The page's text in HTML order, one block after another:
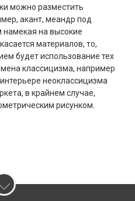
можно разместить
акант, меандр под
на высокие
материалов, то,
будет использование тех
классицизма, например
неоклассицизма
в крайнем случае,
рисунком.